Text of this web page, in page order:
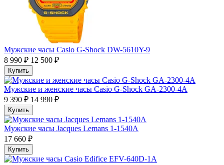
Мужские часы Casio G-Shock DW-5610Y-9
8 990 ₽ 12 500 ₽
Купить
Мужские и женские часы Casio G-Shock GA-2300-4A
9 390 ₽ 14 990 ₽
Купить
Мужские часы Jacques Lemans 1-1540A
17 660 ₽
Купить